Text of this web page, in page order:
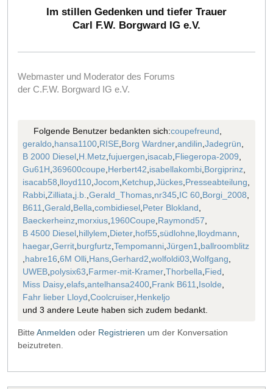
Im stillen Gedenken und tiefer Trauer
Carl F.W. Borgward IG e.V.
Webmaster und Moderator des Forums
der C.F.W. Borgward IG e.V.
Folgende Benutzer bedankten sich:coupefreund,
geraldo,hansa1100,RISE,Borg Wardner,andilin,Jadegrün,
B 2000 Diesel,H.Metz,fujuergen,isacab,Fliegeropa-2009,
Gu61H,369600coupe,Herbert42,isabellakombi,Borgiprinz,
isacab58,lloyd110,Jocom,Ketchup,Jückes,Presseabteilung,
Rabbi,Zilliata,j.b.,Gerald_Thomas,nr345,IC 60,Borgi_2008,
B611,Gerald,Bella,combidiesel,Peter Blokland,
Baeckerheinz,morxius,1960Coupe,Raymond57,
B 4500 Diesel,hillylem,Dieter,hof55,südlohne,lloydmann,
haegar,Gerrit,burgfurtz,Tempomanni,Jürgen1,ballroomblitz
,habre16,6M Olli,Hans,Gerhard2,wolfoldi03,Wolfgang,
UWEB,polysix63,Farmer-mit-Kramer,Thorbella,Fied,
Miss Daisy,elafs,antelhansa2400,Frank B611,Isolde,
Fahr lieber Lloyd,Coolcruiser,Henkeljo
und 3 andere Leute haben sich zudem bedankt.
Bitte Anmelden oder Registrieren um der Konversation
beizutreten.